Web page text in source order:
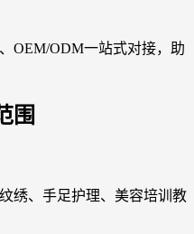
OEM/ODM一站式对接，助
围
绣、手足护理、美容培训教